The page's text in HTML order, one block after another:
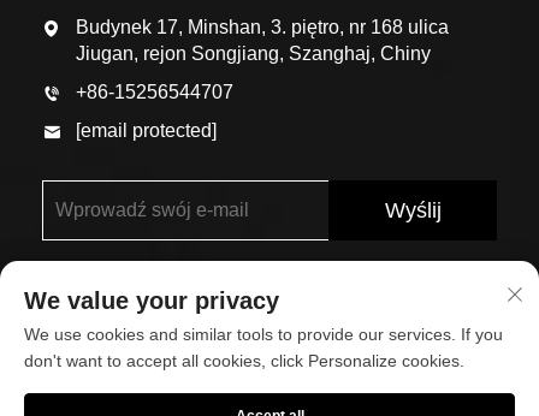
Budynek 17, Minshan, 3. piętro, nr 168 ulica
Jiugan, rejon Songjiang, Szanghaj, Chiny
+86-15256544707
[email protected]
Wyślij
We value your privacy
We use cookies and similar tools to provide our services. If you
don't want to accept all cookies, click Personalize cookies.